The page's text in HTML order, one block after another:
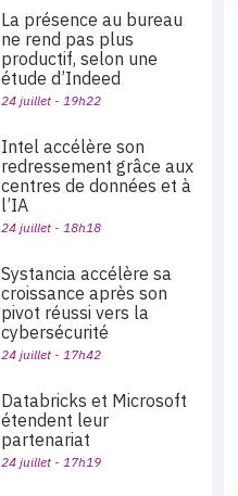
La présence au bureau
ne rend pas plus
productif, selon une
étude d’Indeed
24 juillet - 19h22
Intel accélère son
redressement grâce aux
centres de données et à
l’IA
24 juillet - 18h18
Systancia accélère sa
croissance après son
pivot réussi vers la
cybersécurité
24 juillet - 17h42
Databricks et Microsoft
étendent leur
partenariat
24 juillet - 17h19